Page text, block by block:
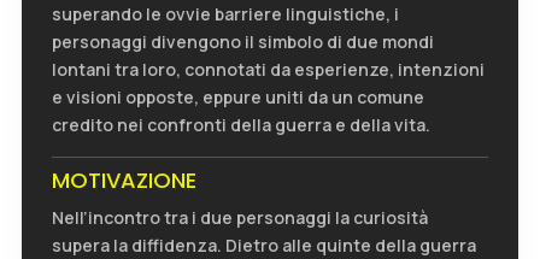
superando le ovvie barriere linguistiche, i
personaggi divengono il simbolo di due mondi
lontani tra loro, connotati da esperienze, intenzioni
e visioni opposte, eppure uniti da un comune
credito nei confronti della guerra e della vita.
MOTIVAZIONE
Nell’incontro tra i due personaggi la curiosità
supera la diffidenza. Dietro alle quinte della guerra